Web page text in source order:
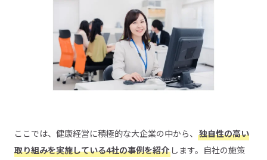
ここでは、健康経営に積極的な大企業の中から、 独自性の高い
取り組みを実施している4社の事例を紹介 します。自社の施策